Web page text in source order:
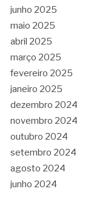
junho 2025
maio 2025
abril 2025
março 2025
fevereiro 2025
janeiro 2025
dezembro 2024
novembro 2024
outubro 2024
setembro 2024
agosto 2024
junho 2024